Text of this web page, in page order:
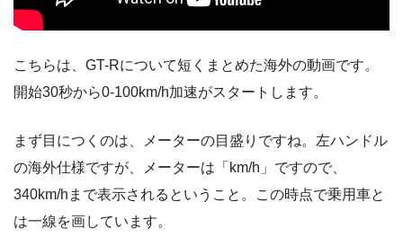
こちらは、GT-Rについて短くまとめた海外の動画です。
開始30秒から0-100km/h加速がスタートします。
まず目につくのは、メーターの目盛りですね。左ハンドル
の海外仕様ですが、メーターは「km/h」ですので、
340km/hまで表示されるということ。この時点で乗用車と
は一線を画しています。